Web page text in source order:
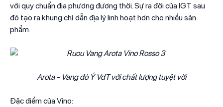
với quy chuẩn địa phương đương thời. Sự ra đời của IGT sau
đó tạo ra khung chỉ dẫn địa lý linh hoạt hơn cho nhiều sản
phẩm.
Arota - Vang đỏ Ý VdT với chất lượng tuyệt vời
Đặc điểm của Vino: